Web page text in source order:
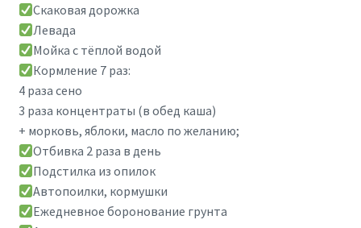
Скаковая дорожка
Левада
Мойка с тёплой водой
Кормление 7 раз:
4 раза сено
3 раза концентраты (в обед каша)
+ морковь, яблоки, масло по желанию;
Отбивка 2 раза в день
Подстилка из опилок
Автопоилки, кормушки
Ежедневное боронование грунта